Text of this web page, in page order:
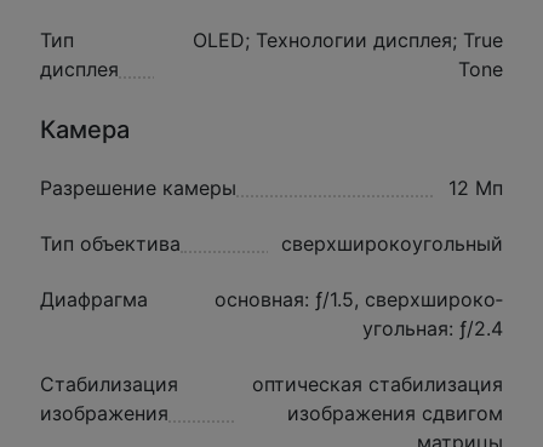
Тип
дисплея
OLED; Технологии дисплея; True
Tone
Камера
Разрешение камеры 12 Мп
Тип объектива сверхширокоугольный
Диафрагма
основная: ƒ/1.5, сверхшироко­
угольная: ƒ/2.4
Стабилизация
изображения
оптическая стабилизация
изображения сдвигом
матрицы